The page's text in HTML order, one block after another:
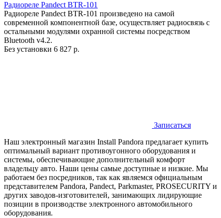
Радиореле Pandect BTR-101
Радиореле Pandect BTR-101 произведено на самой
современной компонентной базе, осуществляет радиосвязь с
остальными модулями охранной системы посредством
Bluetooth v4.2.
Без установки 6 827 р.
Записаться
Наш электронный магазин Install Pandora предлагает купить
оптимальный вариант противоугонного оборудования и
системы, обеспечивающие дополнительный комфорт
владельцу авто. Наши цены самые доступные и низкие. Мы
работаем без посредников, так как являемся официальным
представителем Pandora, Pandect, Parkmaster, PROSECURITY и
других заводов-изготовителей, занимающих лидирующие
позиции в производстве электронного автомобильного
оборудования.